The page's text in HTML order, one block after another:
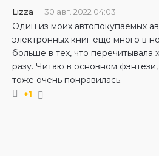
Lizza 30 авг. 2022 04:03
Один из моих автопокупаемых
электронных книг еще много в
больше в тех, что перечитывала
разу. Читаю в основном
тоже очень понравилась.
+1